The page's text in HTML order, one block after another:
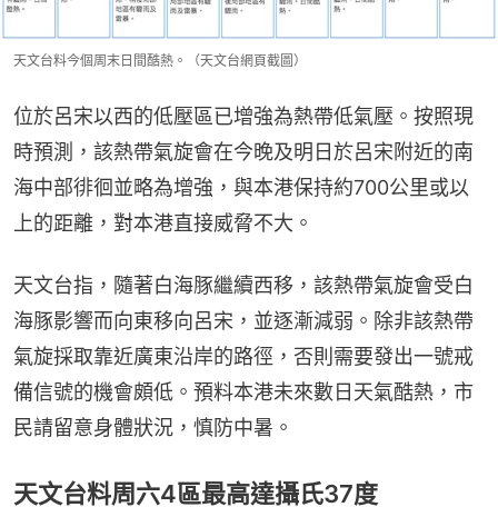
天文台料今個周末日間酷熱。（天文台網頁截圖）
位於呂宋以西的低壓區已增強為熱帶低氣壓。按照現
時預測，該熱帶氣旋會在今晚及明日於呂宋附近的南
海中部徘徊並略為增強，與本港保持約700公里或以
上的距離，對本港直接威脅不大。
天文台指，隨著白海豚繼續西移，該熱帶氣旋會受白
海豚影響而向東移向呂宋，並逐漸減弱。除非該熱帶
氣旋採取靠近廣東沿岸的路徑，否則需要發出一號戒
備信號的機會頗低。預料本港未來數日天氣酷熱，市
民請留意身體狀況，慎防中暑。
天文台料周六4區最高達攝氏37度